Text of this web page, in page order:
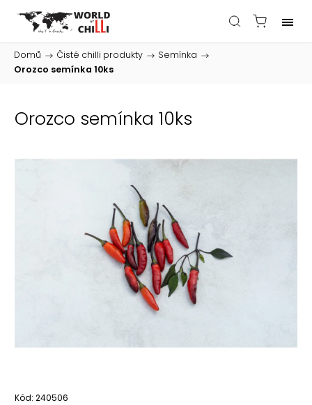
Domů / Čisté chilli produkty / Semínka /
Orozco semínka 10ks
Orozco semínka 10ks
Kód: 240506